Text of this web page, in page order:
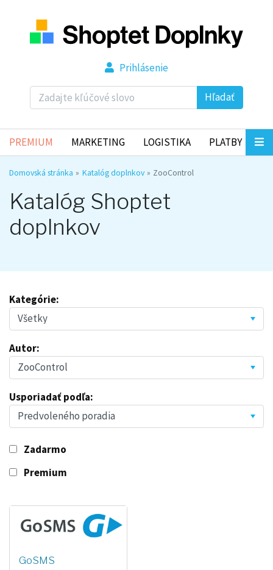
Hľadať
Prihlásenie
PREMIUM MARKETING LOGISTIKA PLATBY
Domovská stránka Katalóg doplnkov ZooControl
Katalóg Shoptet
doplnkov
Kategórie:
Autor:
Usporiadať podľa:
Zadarmo
Premium
GoSMS